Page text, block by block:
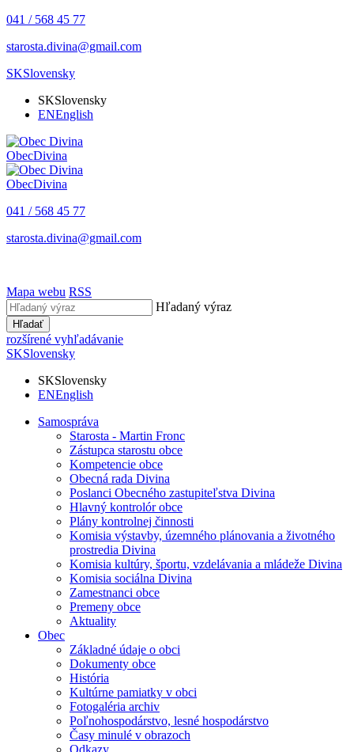
041 / 568 45 77
starosta.divina@gmail.com
SKSlovensky
SKSlovensky
ENEnglish
ObecDivina
ObecDivina
041 / 568 45 77
starosta.divina@gmail.com
Mapa webu RSS
Hľadaný výraz
Hľadať
rozšírené vyhľadávanie
SKSlovensky
SKSlovensky
ENEnglish
Samospráva
Starosta - Martin Fronc
Zástupca starostu obce
Kompetencie obce
Obecná rada Divina
Poslanci Obecného zastupiteľstva Divina
Hlavný kontrolór obce
Plány kontrolnej činnosti
Komisia výstavby, územného plánovania a životného
prostredia Divina
Komisia kultúry, športu, vzdelávania a mládeže Divina
Komisia sociálna Divina
Zamestnanci obce
Premeny obce
Aktuality
Obec
Základné údaje o obci
Dokumenty obce
História
Kultúrne pamiatky v obci
Fotogaléria archiv
Poľnohospodárstvo, lesné hospodárstvo
Časy minulé v obrazoch
Odkazy